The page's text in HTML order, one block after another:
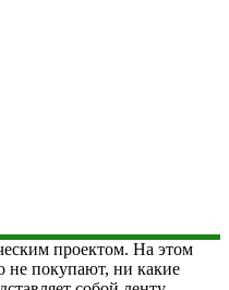
проектом. На этом
не покупают, ни какие